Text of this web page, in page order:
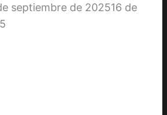
septiembre de 202516 de